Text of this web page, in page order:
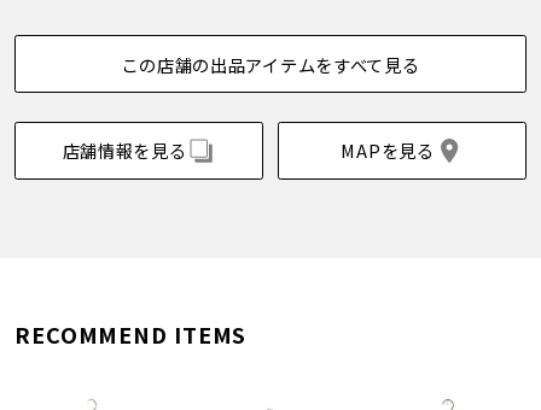
この店舗の出品アイテムをすべて見る
店舗情報を見る MAPを見る
RECOMMEND ITEMS